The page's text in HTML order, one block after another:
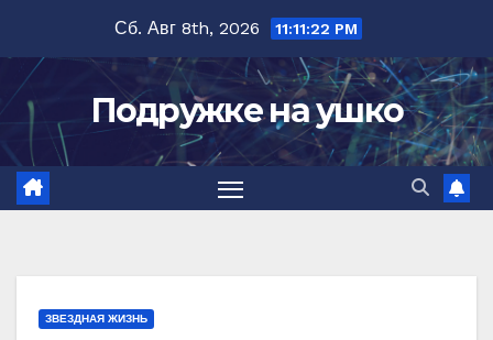
содержимому
Сб. Авг 8th, 2026 11:11:23 PM
Подружке на ушко
ЗВЕЗДНАЯ ЖИЗНЬ